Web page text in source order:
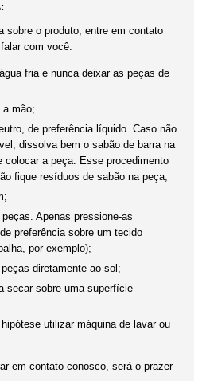
sobre o produto, entre em contato
com você.
fria e nunca deixar as peças de
a mão;
de preferência líquido. Caso não
dissolva bem o sabão de barra na
colocar a peça. Esse procedimento
fique resíduos de sabão na peça;
Apenas pressione-as
preferência sobre um tecido
por exemplo);
diretamente ao sol;
secar sobre uma superfície
utilizar máquina de lavar ou
em contato conosco, será o prazer